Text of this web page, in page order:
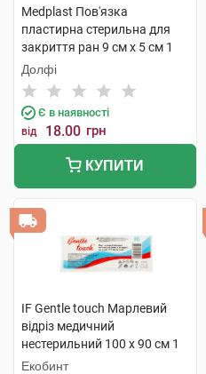
Medplast Пов'язка
пластирна стерильна для
закриття ран 9 см х 5 см 1
шт
Долфі
Є в наявності
від 18.00 грн
КУПИТИ
IF Gentle touch Марлевий
відріз медичний
нестерильний 100 х 90 см 1
шт
Екобинт